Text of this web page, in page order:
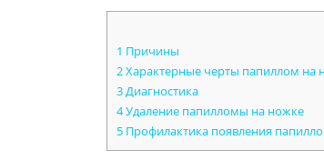
1 Причины
2Характерные черты папиллом на
3Диагностика
4Удаление папилломы на ножке
5 Профилактика появления